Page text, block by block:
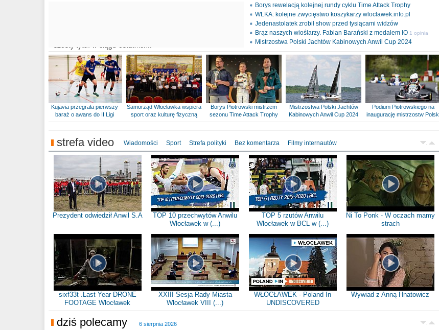
Borys rewelacją kolejnej rundy cyklu Time Attack Trophy
WLKA: kolejne zwycięstwo koszykarzy wloclawek.info.pl
Jedenastolatek zrobił show przed tysiącami widzów
Brąz naszych wioślarzy. Fabian Barański z medalem IO 1 opinia
Mistrzostwa Polski Jachtów Kabinowych Anwil Cup 2024
Kujavia przegrała pierwszy
baraż o awans do II Ligi
Samorząd Włocławka wspiera
sport oraz kulturę fizyczną
Borys Piotrowski mistrzem
sezonu Time Attack Trophy
Mistrzostwa Polski Jachtów
Kabinowych Anwil Cup 2024
Podium Piotrowskiego na
inaugurację mistrzostw Polski
strefa video Wiadomości Sport Strefa polityki Bez komentarza Filmy internautów
Prezydent odwiedził Anwil S.A
TOP 10 przechwytów Anwilu
Włocławek w (...)
TOP 5 rzutów Anwilu
Włocławek w BCL w (...)
Ni To Ponk - W oczach mamy
strach
sixf33t .Last Year DRONE
FOOTAGE Włocławek
XXIII Sesja Rady Miasta
Włocławek VIII (...)
WŁOCŁAWEK - Poland In
UNDISCOVERED
Wywiad z Anną Hnatowicz
dziś polecamy 6 sierpnia 2026